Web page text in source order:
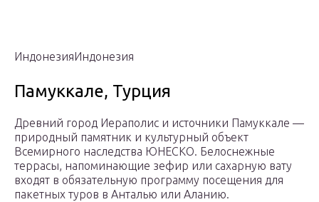
ИндонезияИндонезия
Памуккале, Турция
Древний город Иераполис и источники Памуккале —
природный памятник и культурный объект
Всемирного наследства ЮНЕСКО. Белоснежные
террасы, напоминающие зефир или сахарную вату
входят в обязательную программу посещения для
пакетных туров в Анталью или Аланию.